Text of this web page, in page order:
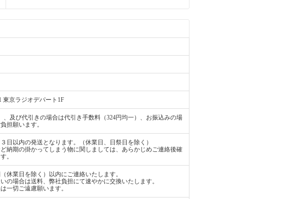
東京ラジオデパート1F
、及び代引きの場合は代引き手数料（324円均一）、お振込みの場
担願います。
日以内の発送となります。（休業日、日祭日を除く）
納期の掛かってしまう物に関しましては、あらかじめご連絡後確
。
休業日を除く）以内にご連絡いたします。
の場合は送料、弊社負担にて速やかに交換いたします。
一切ご遠慮願います。